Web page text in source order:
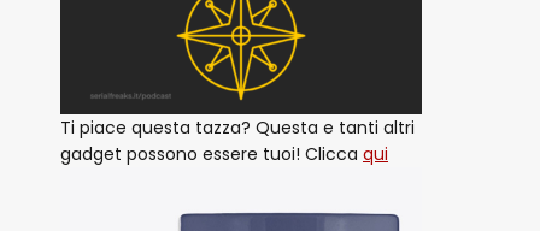
Ti piace questa tazza? Questa e tanti altri
gadget possono essere tuoi! Clicca qui